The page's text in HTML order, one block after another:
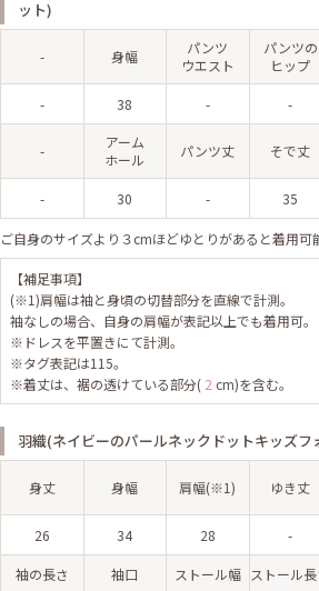
ット)
- 身幅
パンツ
ウエスト
パンツの
ヒップ
- 38 - -
-
アーム
ホール
パンツ丈 そで丈
- 30 - 35
ご自身のサイズより３cmほどゆとりがあると着用可
【補足事項】
(※1)肩幅は袖と身頃の切替部分を直線で計測。
袖なしの場合、自身の肩幅が表記以上でも着用可。
※ドレスを平置きにて計測。
※タグ表記は115。
※着丈は、裾の透けている部分( 2 cm)を含む。
羽織(ネイビーのパールネックドットキッズ
身丈 身幅 肩幅(※1) ゆき丈
26 34 28 -
袖の長さ 袖口 ストール幅 ストール長